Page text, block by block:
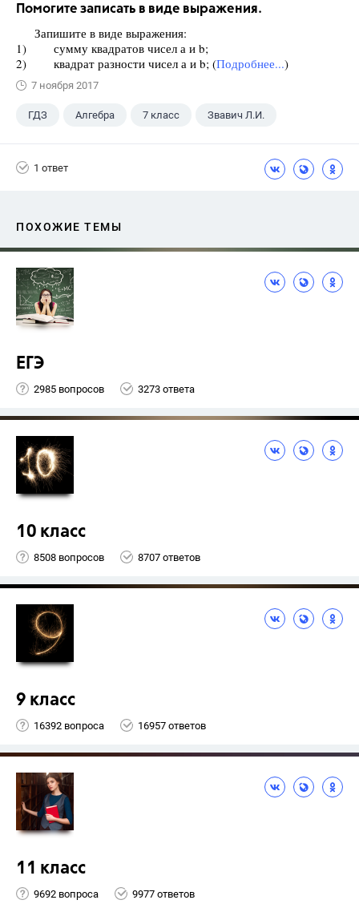
Помогите записать в виде выражения.
Запишите в виде выражения:
1) сумму квадратов чисел а и b;
2) квадрат разности чисел а и b; (Подробнее...)
7 ноября 2017
ГДЗ Алгебра 7 класс Звавич Л.И.
1 ответ
ПОХОЖИЕ ТЕМЫ
ЕГЭ
2985 вопросов 3273 ответа
10 класс
8508 вопросов 8707 ответов
9 класс
16392 вопроса 16957 ответов
11 класс
9692 вопроса 9977 ответов